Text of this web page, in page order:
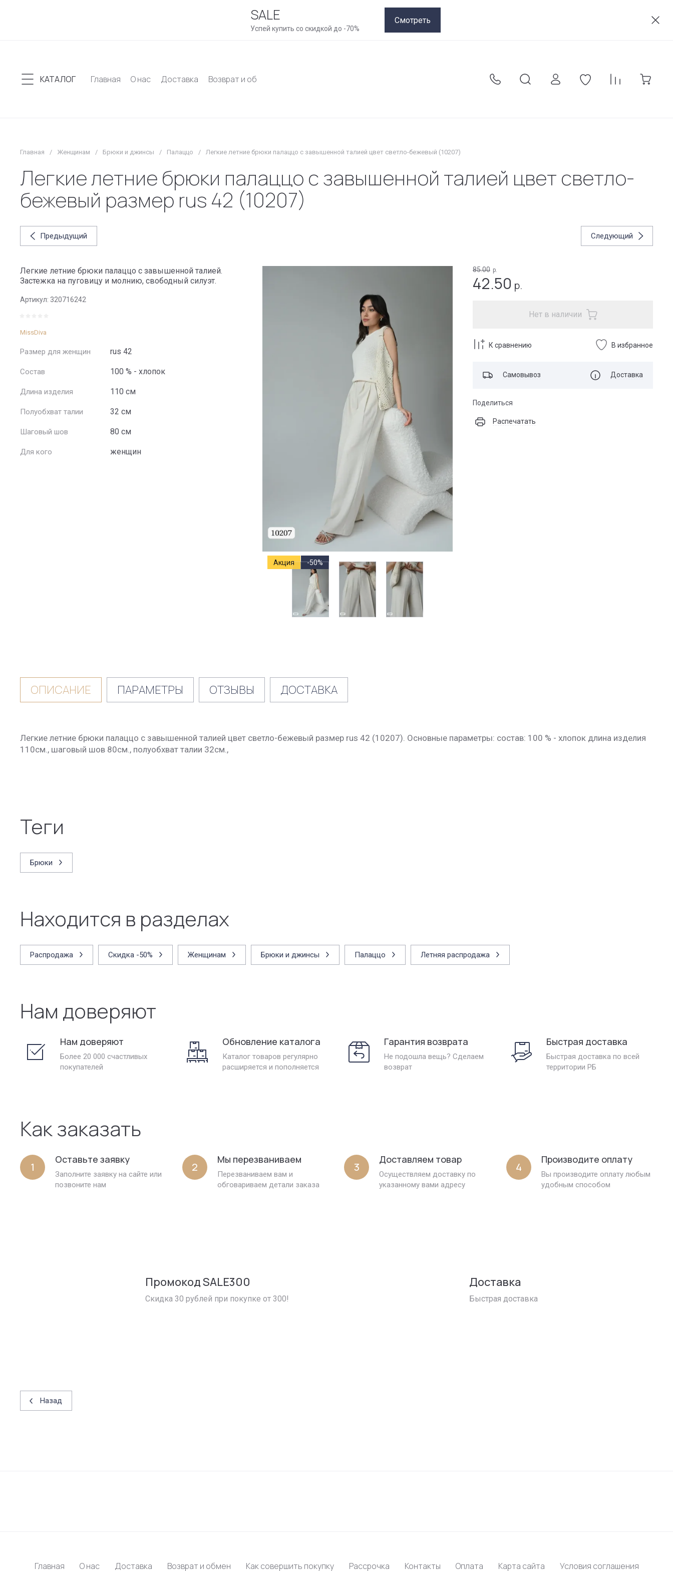
SALE
Успей купить со скидкой до -70%
Смотреть
КАТАЛОГ Главная О нас Доставка Возврат и обмен Оплата Карта сайта Условия соглашения
Главная / Женщинам / Брюки и джинсы / Палаццо / Легкие летние брюки палаццо с завышенной талией цвет светло-бежевый (10207)
Легкие летние брюки палаццо с завышенной талией цвет светло-
бежевый размер rus 42 (10207)
Предыдущий Следующий
Артикул: 320716242
MissDiva
Легкие летние брюки палаццо с завышенной талией.
Застежка на пуговицу и молнию, свободный силуэт.
Размер для женщин rus 42
Состав 100 % - хлопок
Длина изделия 110 см
Полуобхват талии 32 см
Шаговый шов 80 см
Для кого женщин
Акция -50%
85.00 р.
42.50 р.
Нет в наличии
К сравнению В избранное
Самовывоз Доставка
Поделиться
Распечатать
ОПИСАНИЕ ПАРАМЕТРЫ ОТЗЫВЫ ДОСТАВКА
Легкие летние брюки палаццо с завышенной талией цвет светло-бежевый размер rus 42 (10207). Основные параметры: состав: 100 % - хлопок длина изделия
110см., шаговый шов 80см., полуобхват талии 32см.,
теги
Брюки
Находится в разделах
Распродажа Скидка -50% Женщинам Брюки и джинсы Палаццо Летняя распродажа
Нам доверяют
Нам доверяют
Более 20 000 счастливых
покупателей
Обновление каталога
Каталог товаров регулярно
расширяется и пополняется
Гарантия возврата
Не подошла вещь? Сделаем
возврат
Быстрая доставка
Быстрая доставка по всей
территории РБ
Как заказать
1
Оставьте заявку
Заполните заявку на сайте или
позвоните нам
2
Мы перезваниваем
Перезваниваем вам и
обговариваем детали заказа
3
Доставляем товар
Осуществляем доставку по
указанному вами адресу
4
Производите оплату
Вы производите оплату любым
удобным способом
Промокод SALE300
Скидка 30 рублей при покупке от 300!
Доставка
Быстрая доставка
Назад
Главная О нас Доставка Возврат и обмен Как совершить покупку Рассрочка Контакты Оплата Карта сайта Условия соглашения